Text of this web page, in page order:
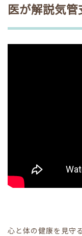
医が解説気管
心と体の健康を見守